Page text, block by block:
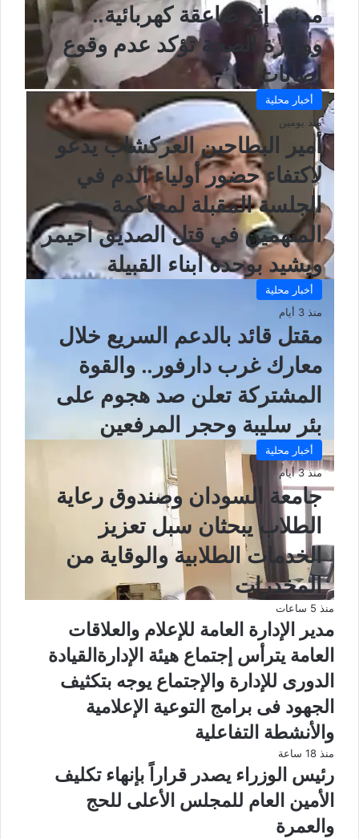
مدني إثر صاعقة كهربائية..
ووزارة الصحة تؤكد عدم وقوع
إصابات
أخبار محلية
منذ يومين
أمير البطاحين العركشاب يدعو
لاكتفاء حضور أولياء الدم في
الجلسة المقبلة لمحاكمة
المتهمين في قتل الصديق أحيمر
ويشيد بوحدة أبناء القبيلة
أخبار محلية
منذ 3 أيام
مقتل قائد بالدعم السريع خلال
معارك غرب دارفور.. والقوة
المشتركة تعلن صد هجوم على
بئر سليبة وحجر المرفعين
أخبار محلية
منذ 3 أيام
جامعة السودان وصندوق رعاية
الطلاب يبحثان سبل تعزيز
الخدمات الطلابية والوقاية من
المخدرات
منذ 5 ساعات
مدير الإدارة العامة للإعلام والعلاقات
العامة يترأس إجتماع هيئة الإدارةالقيادة
الدورى للإدارة والإجتماع يوجه بتكثيف
الجهود فى برامج التوعية الإعلامية
والأنشطة التفاعلية
منذ 18 ساعة
رئيس الوزراء يصدر قراراً بإنهاء تكليف
الأمين العام للمجلس الأعلى للحج
والعمرة